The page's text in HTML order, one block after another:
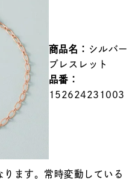
すべて表示
商品名： シルバー
ブレスレット
品番：
152624231003
ます。常時変動している